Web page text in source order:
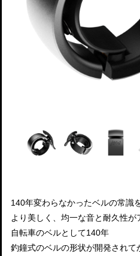
140年変わらなかったベルの常識
より美しく、均一な音と耐久性
自転車のベルとして140年
釣鐘式のベルの形状が開発されて